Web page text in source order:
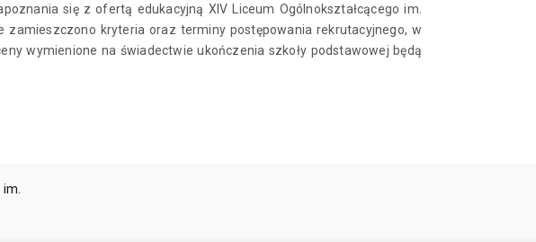
się z ofertą edukacyjną XIV Liceum Ogólnokształcącego im.
zamieszczono kryteria oraz terminy postępowania rekrutacyjnego, w
wymienione na świadectwie ukończenia szkoły podstawowej będą